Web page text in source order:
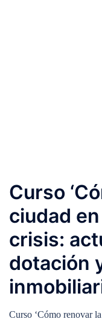
Curso
ciudad
crisis:
dotación
Curso ‘Cómo renovar